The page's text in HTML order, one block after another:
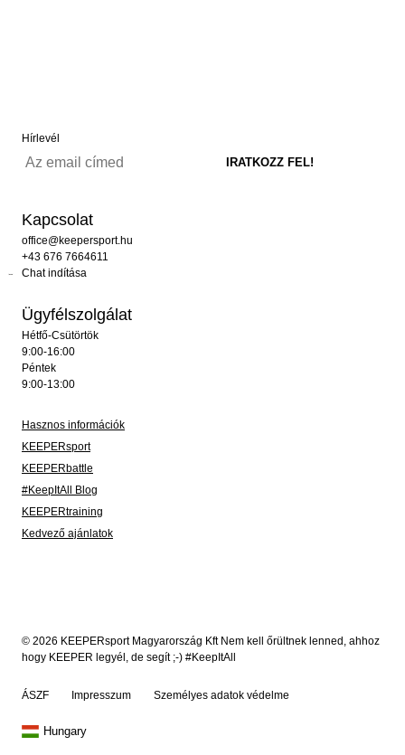
Hírlevél
Kapcsolat
office@keepersport.hu
+43 676 7664611
Chat indítása
Ügyfélszolgálat
Hétfő-Csütörtök
9:00-16:00
Péntek
9:00-13:00
Hasznos információk
KEEPERsport
KEEPERbattle
#KeepItAll Blog
KEEPERtraining
Kedvező ajánlatok
© 2026 KEEPERsport Magyarország Kft Nem kell őrültnek lenned, ahhoz
hogy KEEPER legyél, de segít ;-) #KeepItAll
ÁSZF Impresszum Személyes adatok védelme
Hungary